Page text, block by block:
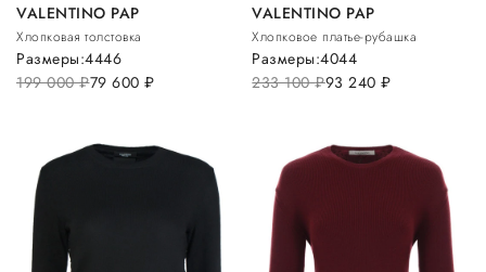
VALENTINO PAP
Хлопковая толстовка
199 000руб.79 600 руб.
Размеры:4446
VALENTINO PAP
Хлопковое платье-рубашка
233 100руб.93 240руб.
Размеры:4044